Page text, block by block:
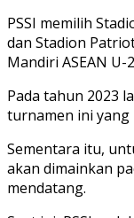
PSSI memilih
dan Stadion
Mandiri ASEAN
Pada tahun 2023
turnamen ini yang
Sementara itu,
akan dimainkan
mendatang.